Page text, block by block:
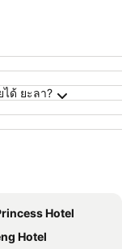
ด้ ยะลา?
Hotel
Hotel